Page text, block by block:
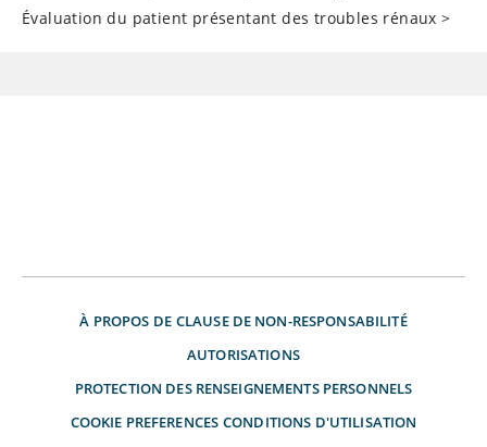
Évaluation du patient présentant des troubles rénaux >
À PROPOS DE CLAUSE DE NON-RESPONSABILITÉ
AUTORISATIONS
PROTECTION DES RENSEIGNEMENTS PERSONNELS
COOKIE PREFERENCES CONDITIONS D'UTILISATION